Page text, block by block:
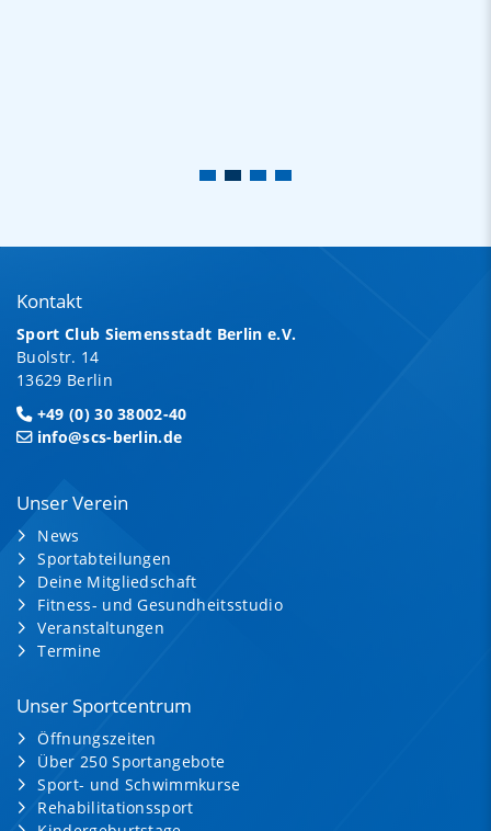
Kontakt
Sport Club Siemensstadt Berlin e.V.
Buolstr. 14
13629 Berlin
+49 (0) 30 38002-40
info@scs-berlin.de
Unser Verein
News
Sportabteilungen
Deine Mitgliedschaft
Fitness- und Gesundheitsstudio
Veranstaltungen
Termine
Unser Sportcentrum
Öffnungszeiten
Über 250 Sportangebote
Sport- und Schwimmkurse
Rehabilitationssport